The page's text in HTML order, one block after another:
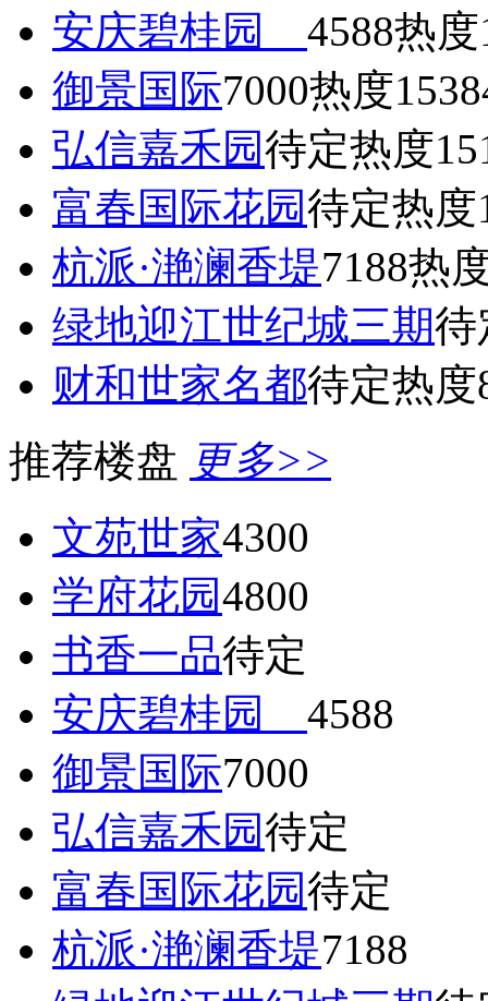
安庆碧桂园 4588热度
御景国际7000热度
弘信嘉禾园待定热度
富春国际花园待定热度
杭派·滟澜香堤7188热
绿地迎江世纪城三期待
财和世家名都待定热度
推荐楼盘 更多>>
文苑世家4300
学府花园4800
书香一品待定
安庆碧桂园 4588
御景国际7000
弘信嘉禾园待定
富春国际花园待定
杭派·滟澜香堤7188